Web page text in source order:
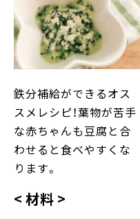
鉄分補給ができるオス
スメレシピ！葉物が苦手
な赤ちゃんも豆腐と合
わせると食べやすくな
ります。
材料